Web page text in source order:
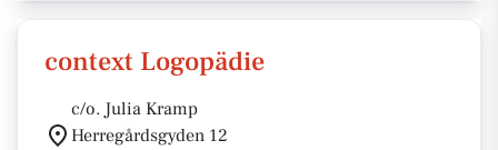
context Logopädie
c/o. Julia Kramp
Herregårdsgyden 12